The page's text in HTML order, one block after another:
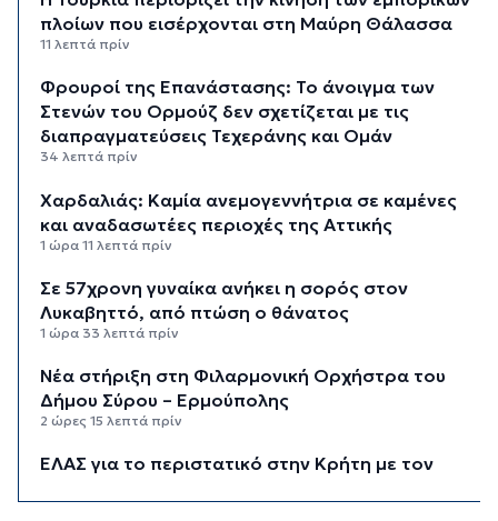
πλοίων που εισέρχονται στη Μαύρη Θάλασσα
11 λεπτά πρίν
Φρουροί της Επανάστασης: Το άνοιγμα των
Στενών του Ορμούζ δεν σχετίζεται με τις
διαπραγματεύσεις Τεχεράνης και Ομάν
34 λεπτά πρίν
Χαρδαλιάς: Καμία ανεμογεννήτρια σε καμένες
και αναδασωτέες περιοχές της Αττικής
1 ώρα 11 λεπτά πρίν
Σε 57χρονη γυναίκα ανήκει η σορός στον
Λυκαβηττό, από πτώση ο θάνατος
1 ώρα 33 λεπτά πρίν
Νέα στήριξη στη Φιλαρμονική Ορχήστρα του
Δήμου Σύρου – Ερμούπολης
2 ώρες 15 λεπτά πρίν
ΕΛΑΣ για το περιστατικό στην Κρήτη με τον